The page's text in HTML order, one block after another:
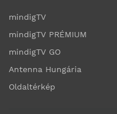
mindigTV
mindigTV PRÉMIUM
mindigTV GO
Antenna Hungária
Oldaltérkép